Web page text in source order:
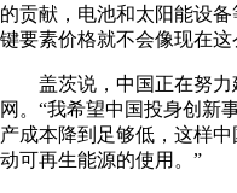
的贡献，电池和太阳能设
键要素价格就不会像现在这
盖茨说，中国正在努
网。“我希望中国投身创新
产成本降到足够低，这样中
动可再生能源的使用。”